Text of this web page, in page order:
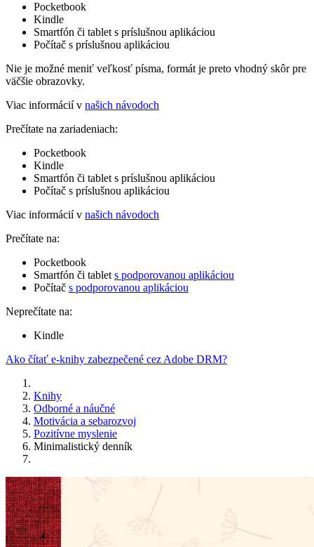
Pocketbook
Kindle
Smartfón či tablet s príslušnou aplikáciou
Počítač s príslušnou aplikáciou
Nie je možné meniť veľkosť písma, formát je preto vhodný skôr pre
väčšie obrazovky.
Viac informácií v našich návodoch
Prečítate na zariadeniach:
Pocketbook
Kindle
Smartfón či tablet s príslušnou aplikáciou
Počítač s príslušnou aplikáciou
Viac informácií v našich návodoch
Prečítate na:
Pocketbook
Smartfón či tablet s podporovanou aplikáciou
Počítač s podporovanou aplikáciou
Neprečítate na:
Kindle
Ako čítať e-knihy zabezpečené cez Adobe DRM?
Knihy
Odborné a náučné
Motivácia a sebarozvoj
Pozitívne myslenie
Minimalistický denník